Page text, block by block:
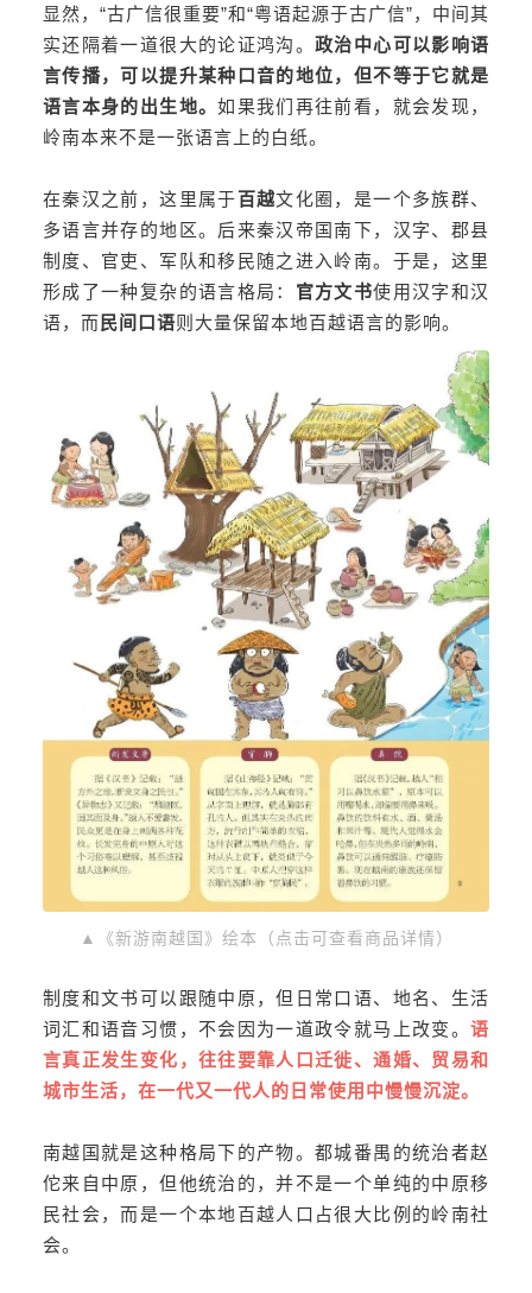
显然，“古广信很重要”和“粤语起源于古广信”，中间其
实还隔着一道很大的论证鸿沟。政治中心可以影响语
言传播，可以提升某种口音的地位，但不等于它就是
语言本身的出生地。如果我们再往前看，就会发现，
岭南本来不是一张语言上的白纸。
在秦汉之前，这里属于百越文化圈，是一个多族群、
多语言并存的地区。后来秦汉帝国南下，汉字、郡县
制度、官吏、军队和移民随之进入岭南。于是，这里
形成了一种复杂的语言格局： 官方文书使用汉字和汉
语，而 民间口语则大量保留本地百越语言的影响。
▲《新游南越国》绘本（点击可查看商品详情）
制度和文书可以跟随中原，但日常口语、地名、生活
词汇和语音习惯，不会因为一道政令就马上改变。 语
言真正发生变化，往往要靠人口迁徙、通婚、贸易和
城市生活，在一代又一代人的日常使用中慢慢沉淀。
南越国就是这种格局下的产物。都城番禺的统治者赵
佗来自中原，但他统治的，并不是一个单纯的中原移
民社会，而是一个本地百越人口占很大比例的岭南社
会。